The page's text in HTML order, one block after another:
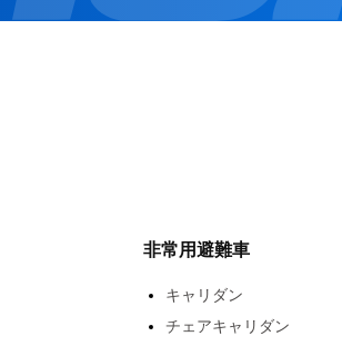
非常用避難車
キャリダン
チェアキャリダン